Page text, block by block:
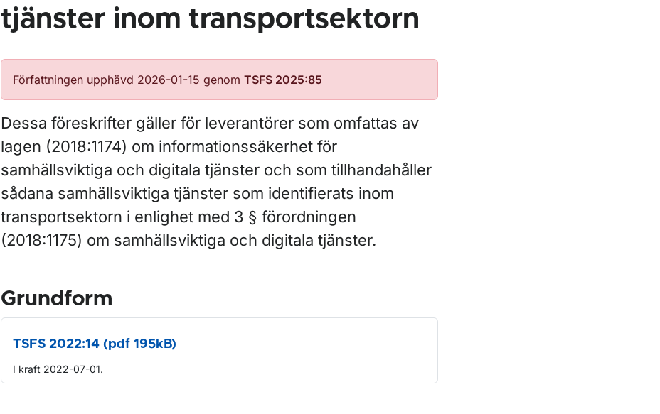
tjänster inom transportsektorn
Författningen upphävd 2026-01-15 genom TSFS 2025:85
Dessa föreskrifter gäller för leverantörer som omfattas av
lagen (2018:1174) om informationssäkerhet för
samhällsviktiga och digitala tjänster och som tillhandahåller
sådana samhällsviktiga tjänster som identifierats inom
transportsektorn i enlighet med 3 § förordningen
(2018:1175) om samhällsviktiga och digitala tjänster.
Grundform
TSFS 2022:14 (pdf 195kB)
I kraft 2022-07-01.